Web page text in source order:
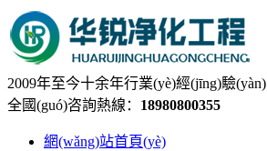
2009年至今十余年行業(yè)經(jīng)驗(yàn)
全國(guó)咨詢熱線： 18980800355
網(wǎng)站首頁(yè)